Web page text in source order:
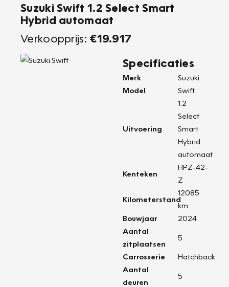
Suzuki Swift 1.2 Select Smart
Hybrid automaat
Verkoopprijs: €19.917
Specificaties
Merk
Suzuki
Model
Swift
Uitvoering
1.2
Select
Smart
Hybrid
automaat
Kenteken
HPZ-42-
Z
Kilometerstand
12085
km
Bouwjaar
2024
Aantal
zitplaatsen
5
Carrosserie
Hatchback
Aantal
deuren
5